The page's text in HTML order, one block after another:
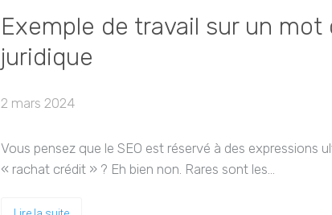
Exemple de travail sur un mot
juridique
2 mars 2024
Vous pensez que le SEO est réservé à des
« rachat crédit » ? Eh bien non. Rares sont les…